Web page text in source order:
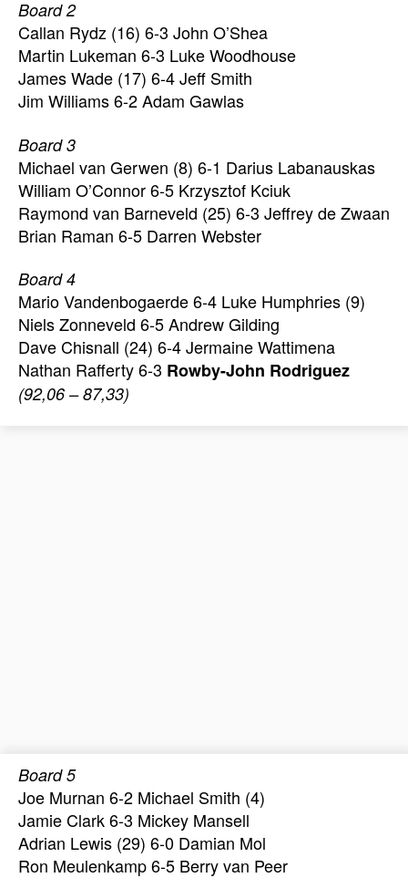
Board 2
Callan Rydz (16) 6-3 John O’Shea
Martin Lukeman 6-3 Luke Woodhouse
James Wade (17) 6-4 Jeff Smith
Jim Williams 6-2 Adam Gawlas
Board 3
Michael van Gerwen (8) 6-1 Darius Labanauskas
William O’Connor 6-5 Krzysztof Kciuk
Raymond van Barneveld (25) 6-3 Jeffrey de Zwaan
Brian Raman 6-5 Darren Webster
Board 4
Mario Vandenbogaerde 6-4 Luke Humphries (9)
Niels Zonneveld 6-5 Andrew Gilding
Dave Chisnall (24) 6-4 Jermaine Wattimena
Nathan Rafferty 6-3 Rowby-John Rodriguez
(92,06 – 87,33)
Board 5
Joe Murnan 6-2 Michael Smith (4)
Jamie Clark 6-3 Mickey Mansell
Adrian Lewis (29) 6-0 Damian Mol
Ron Meulenkamp 6-5 Berry van Peer